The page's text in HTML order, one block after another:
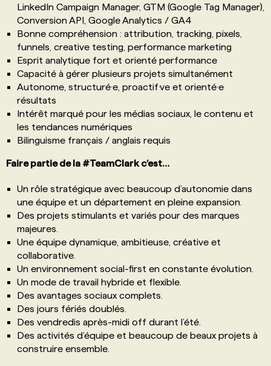
LinkedIn Campaign Manager, GTM (Google Tag Manager),
Conversion API, Google Analytics / GA4
Bonne compréhension : attribution, tracking, pixels,
funnels, creative testing, performance marketing
Esprit analytique fort et orienté performance
Capacité à gérer plusieurs projets simultanément
Autonome, structuré·e, proactif·ve et orienté·e
résultats
Intérêt marqué pour les médias sociaux, le contenu et
les tendances numériques
Bilinguisme français / anglais requis
Faire partie de la #TeamClark c’est…
Un rôle stratégique avec beaucoup d’autonomie dans
une équipe et un département en pleine expansion.
Des projets stimulants et variés pour des marques
majeures.
Une équipe dynamique, ambitieuse, créative et
collaborative.
Un environnement social-first en constante évolution.
Un mode de travail hybride et flexible.
Des avantages sociaux complets.
Des jours fériés doublés.
Des vendredis après-midi off durant l’été.
Des activités d’équipe et beaucoup de beaux projets à
construire ensemble.